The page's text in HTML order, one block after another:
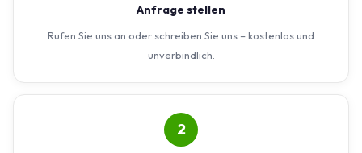
Anfrage stellen
Rufen Sie uns an oder schreiben Sie uns – kostenlos und
unverbindlich.
2